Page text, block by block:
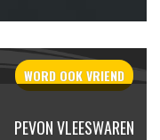
WORD OOKVRIEND
PEVON VLEESWAREN